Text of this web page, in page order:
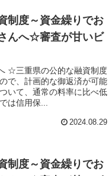
制度～資金繰りでお
んへ☆審査が甘いビ
☆三重県の公的な融資制度
で、計画的な御返済が可能
いて、通常の料率に比べ低
は信用保...
2024.08.29
制度～資金繰りでお